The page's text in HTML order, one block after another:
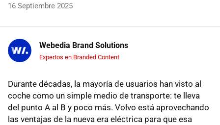
16 Septiembre 2025
Webedia Brand Solutions
Expertos en Branded Content
Durante décadas, la mayoría de usuarios han visto al
coche como un simple medio de transporte: te lleva
del punto A al B y poco más. Volvo está aprovechando
las ventajas de la nueva era eléctrica para que esa